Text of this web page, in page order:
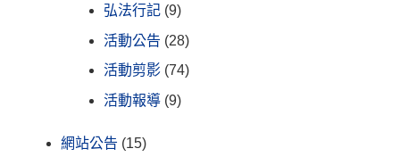
弘法行記 (9)
活動公告 (28)
活動剪影 (74)
活動報導 (9)
網站公告 (15)